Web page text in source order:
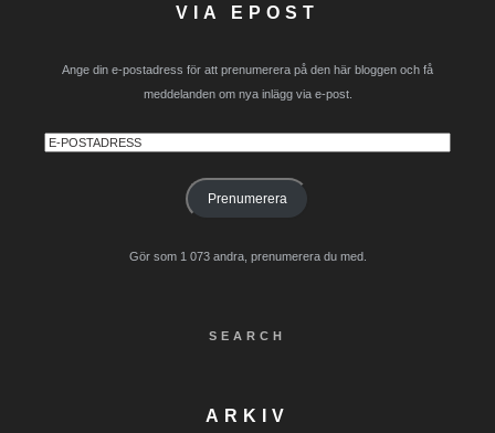
VIA EPOST
Ange din e-postadress för att prenumerera på den här bloggen och få
meddelanden om nya inlägg via e-post.
E-
Prenumerera
Gör som 1 073 andra, prenumerera du med.
SEARCH
ARKIV